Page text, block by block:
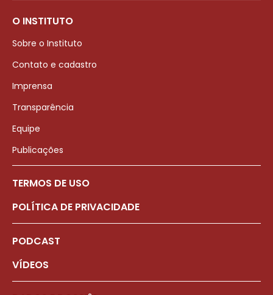
O INSTITUTO
Sobre o Instituto
Contato e cadastro
Imprensa
Transparência
Equipe
Publicações
TERMOS DE USO
POLÍTICA DE PRIVACIDADE
PODCAST
VÍDEOS